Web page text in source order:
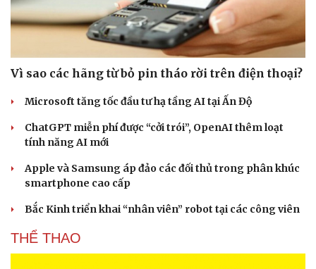
Vì sao các hãng từ bỏ pin tháo rời trên điện thoại?
Microsoft tăng tốc đầu tư hạ tầng AI tại Ấn Độ
ChatGPT miễn phí được “cởi trói”, OpenAI thêm loạt
tính năng AI mới
Apple và Samsung áp đảo các đối thủ trong phân khúc
smartphone cao cấp
Bắc Kinh triển khai “nhân viên” robot tại các công viên
THỂ THAO